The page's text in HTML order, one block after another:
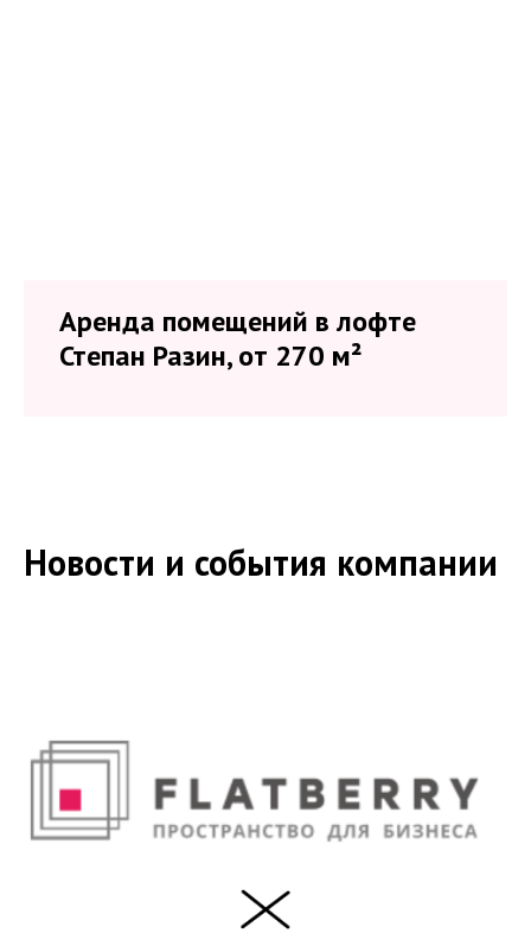
Аренда помещений в лофте
Степан Разин, от 270 м²
Новости и события компании